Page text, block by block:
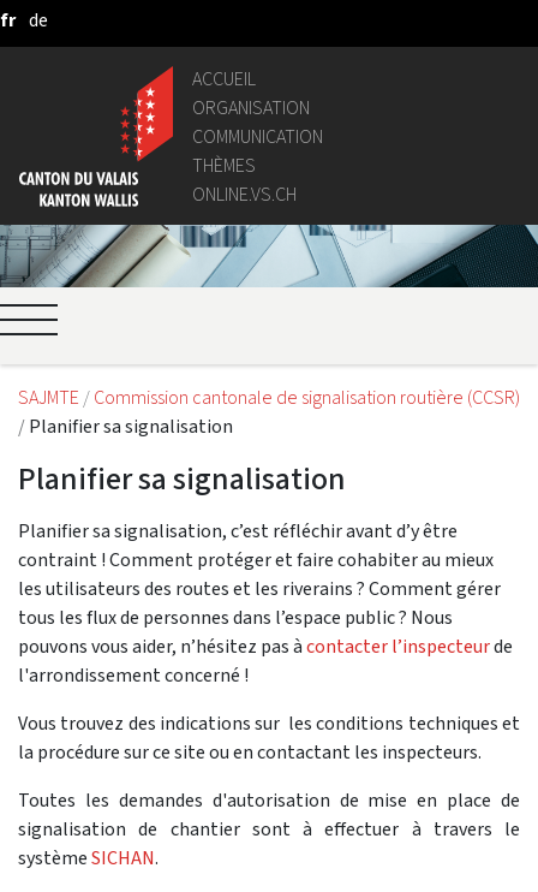
Saut au contenu principal
fr de
ACCUEIL
ORGANISATION
COMMUNICATION
THÈMES
ONLINE.VS.CH
SAJMTE
Commission cantonale de signalisation routière (CCSR)
Planifier sa signalisation
Planifier sa signalisation
Planifier sa signalisation, c’est réfléchir avant d’y être
contraint ! Comment protéger et faire cohabiter au mieux
les utilisateurs des routes et les riverains ? Comment gérer
tous les flux de personnes dans l’espace public ? Nous
pouvons vous aider, n’hésitez pas àcontacter l’inspecteurde
l'arrondissement concerné !
Vous trouvez des indications sur les conditions techniques et
la procédure sur ce site ou en contactant les inspecteurs.
Toutes les demandes d'autorisation de mise en place de
signalisation de chantier sont à effectuer à travers le
systèmeSICHAN.